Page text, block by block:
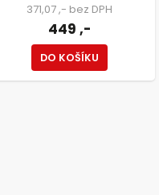
371,07 ,- bez DPH
449 ,-
DO KOŠÍKU